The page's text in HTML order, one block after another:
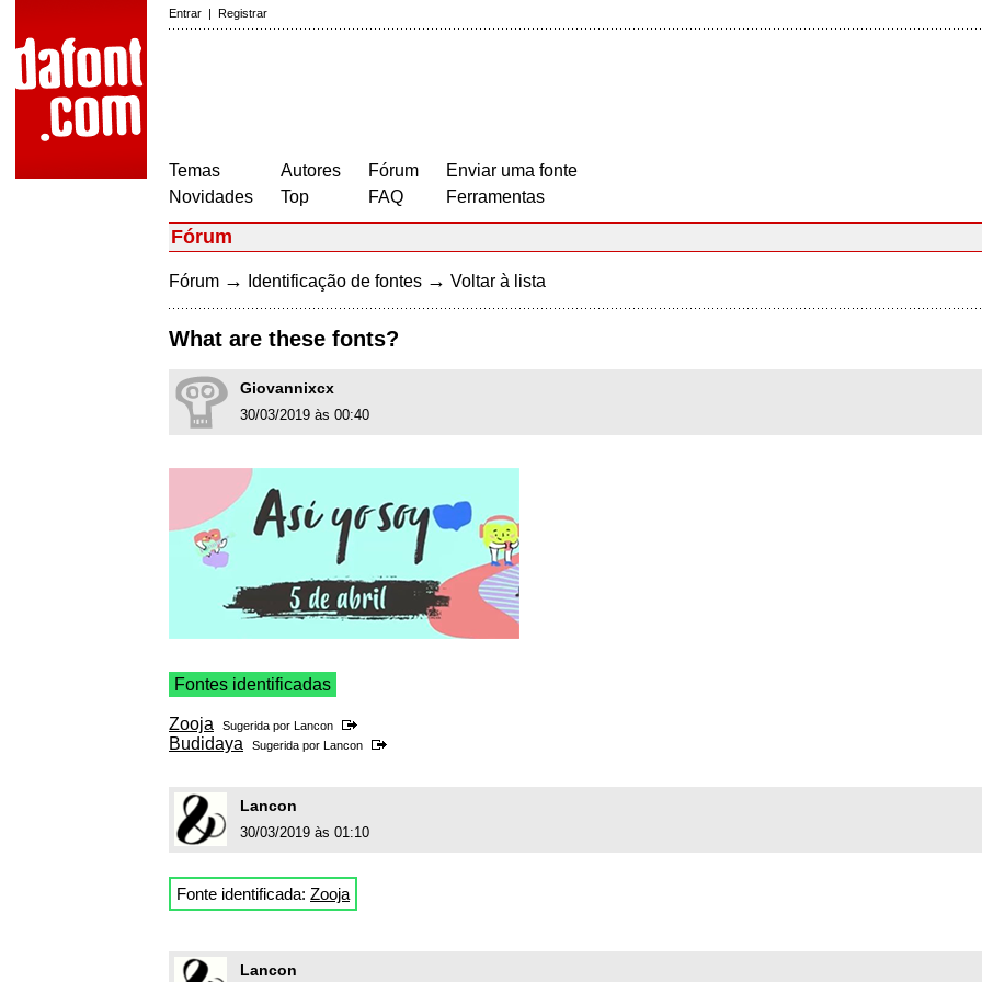
Entrar | Registrar
Temas
Novidades
Autores
Top
Fórum
FAQ
Enviar uma fonte
Ferramentas
Fórum
Fórum → Identificação de fontes → Voltar à lista
What are these fonts?
Giovannixcx
30/03/2019 às 00:40
Fontes identificadas
Zooja Sugerida por Lancon
Budidaya Sugerida por Lancon
Lancon
30/03/2019 às 01:10
Fonte identificada: Zooja
Lancon